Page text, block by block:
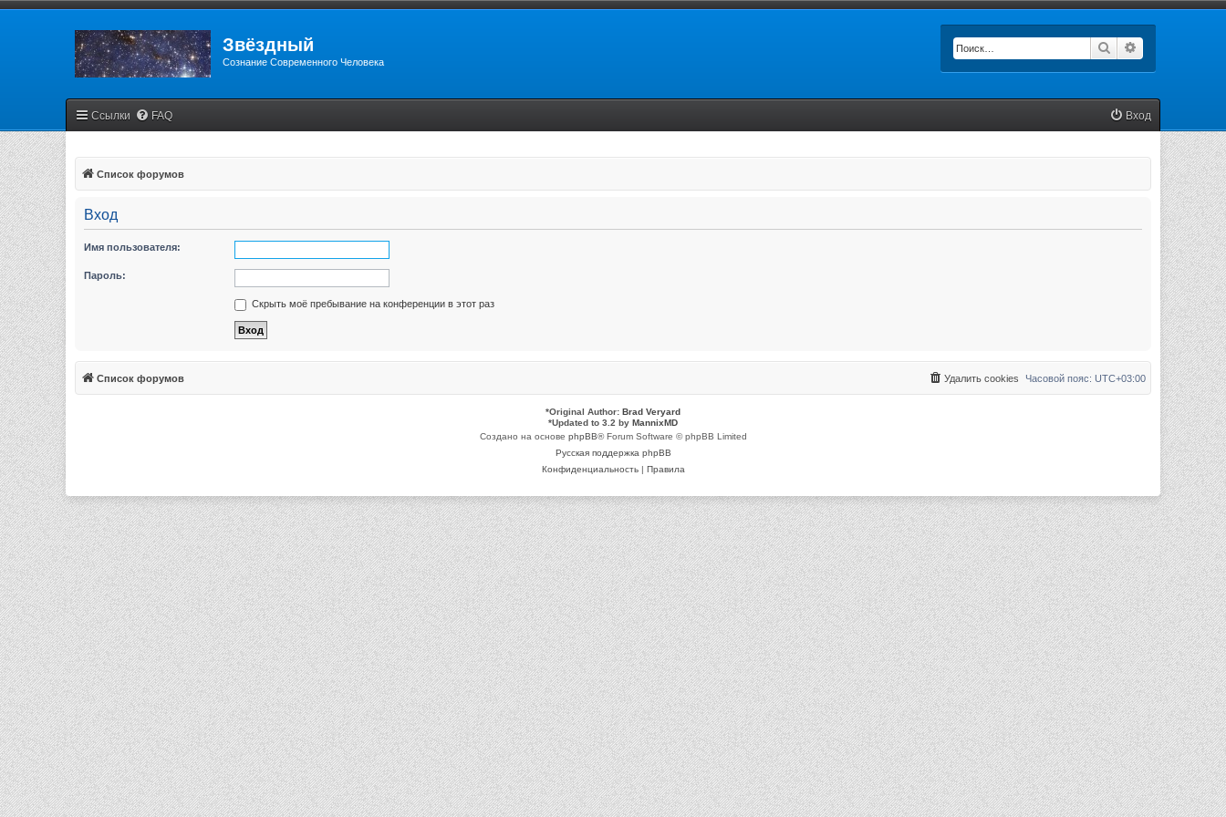
Звёздный
Сознание Современного Человека
Поиск
Ссылки FAQ Вход
Список форумов
Вход
Имя пользователя:
Пароль:
Скрыть моё пребывание на конференции в этот раз
Список форумов Часовой пояс: UTC+03:00
Удалить cookies
*Original Author: Brad Veryard
*Updated to 3.2 by MannixMD
Создано на основе phpBB® Forum Software © phpBB Limited
Русская поддержка phpBB
Конфиденциальность| Правила